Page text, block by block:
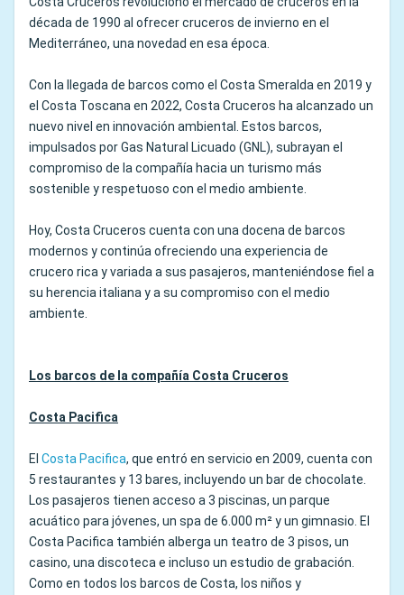
década de 1990 al ofrecer cruceros de invierno en el
Mediterráneo, una novedad en esa época.
Con la llegada de barcos como el Costa Smeralda en 2019 y
el Costa Toscana en 2022, Costa Cruceros ha alcanzado un
nuevo nivel en innovación ambiental. Estos barcos,
impulsados por Gas Natural Licuado (GNL), subrayan el
compromiso de la compañía hacia un turismo más
sostenible y respetuoso con el medio ambiente.
Hoy, Costa Cruceros cuenta con una docena de barcos
modernos y continúa ofreciendo una experiencia de
crucero rica y variada a sus pasajeros, manteniéndose fiel a
su herencia italiana y a su compromiso con el medio
ambiente.
Los barcos de la compañía Costa Cruceros
Costa Pacifica
El Costa Pacifica, que entró en servicio en 2009, cuenta con
5 restaurantes y 13 bares, incluyendo un bar de chocolate.
Los pasajeros tienen acceso a 3 piscinas, un parque
acuático para jóvenes, un spa de 6.000 m² y un gimnasio. El
Costa Pacifica también alberga un teatro de 3 pisos, un
casino, una discoteca e incluso un estudio de grabación.
Como en todos los barcos de Costa, los niños y